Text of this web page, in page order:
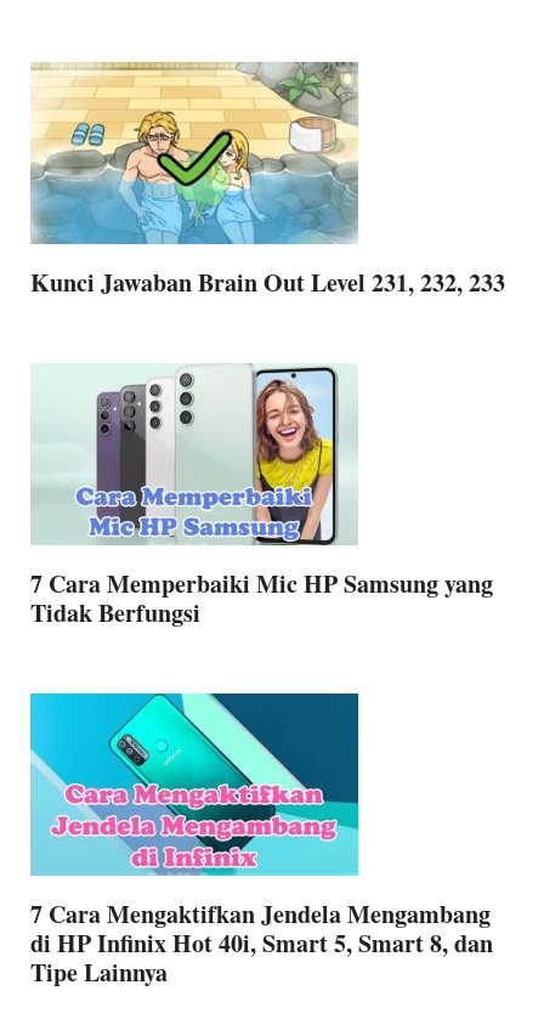
Kunci Jawaban Brain Out Level 231, 232, 233
7 Cara Memperbaiki Mic HP Samsung yang
Tidak Berfungsi
7 Cara Mengaktifkan Jendela Mengambang
di HP Infinix Hot 40i, Smart 5, Smart 8, dan
Tipe Lainnya